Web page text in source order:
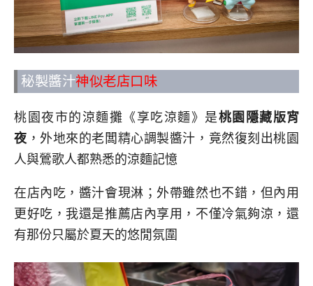
秘製醬汁神似老店口味
桃園夜市的涼麵攤《享吃涼麵》是桃園隱藏版宵
夜 ，外地來的老闆精心調製醬汁，竟然復刻出桃園
人與鶯歌人都熟悉的涼麵記憶
在店內吃，醬汁會現淋；外帶雖然也不錯，但內用
更好吃，我還是推薦店內享用，不僅冷氣夠涼，還
有那份只屬於夏天的悠閒氛圍